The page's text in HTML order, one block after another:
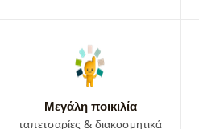
Μεγάλη ποικιλία
ταπετσαρίες & διακοσμητικά